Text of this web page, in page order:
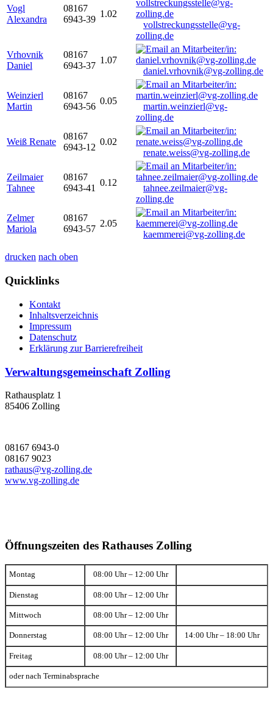
Vogl
Alexandra
08167
6943-39
1.02
vollstreckungsstelle@vg-
zolling.de
Vrhovnik
Daniel
08167
6943-37
1.07
daniel.vrhovnik@vg-zolling.de
Weinzierl
Martin
08167
6943-56
0.05
martin.weinzierl@vg-
zolling.de
Weiß Renate
08167
6943-12
0.02
renate.weiss@vg-zolling.de
Zeilmaier
Tahnee
08167
6943-41
0.12
tahnee.zeilmaier@vg-
zolling.de
Zelmer
Mariola
08167
6943-57
2.05
kaemmerei@vg-zolling.de
drucken nach oben
Quicklinks
Kontakt
Inhaltsverzeichnis
Impressum
Datenschutz
Erklärung zur Barrierefreiheit
Verwaltungsgemeinschaft Zolling
Rathausplatz 1
85406 Zolling
08167 6943-0
08167 9023
rathaus@vg-zolling.de
www.vg-zolling.de
Öffnungszeiten des Rathauses Zolling
Montag 08:00 Uhr – 12:00 Uhr
Dienstag 08:00 Uhr – 12:00 Uhr
Mittwoch 08:00 Uhr – 12:00 Uhr
Donnerstag 08:00 Uhr – 12:00 Uhr 14:00 Uhr – 18:00 Uhr
Freitag 08:00 Uhr – 12:00 Uhr
oder nach Terminabsprache